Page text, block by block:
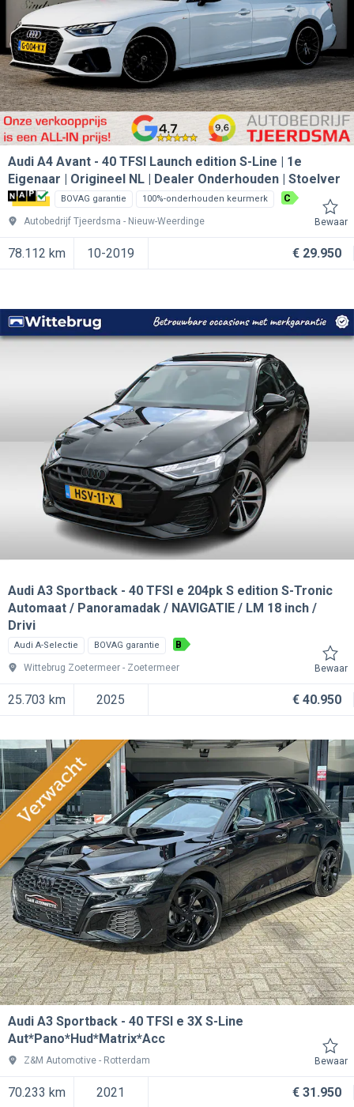
Audi A4 Avant
40 TFSI Launch edition S-Line | 1e
Eigenaar | Origineel NL | Dealer Onderhouden | Stoelver
BOVAG garantie 100%-onderhouden keurmerk C
Autobedrijf Tjeerdsma Nieuw-Weerdinge Bewaar
78.112 km 10-2019 € 29.950
Audi A3 Sportback
40 TFSI e 204pk S edition S-Tronic
Automaat / Panoramadak / NAVIGATIE / LM 18 inch /
Drivi
Audi A-Selectie BOVAG garantie B
Wittebrug Zoetermeer Zoetermeer Bewaar
25.703 km 2025 € 40.950
Audi A3 Sportback
40 TFSI e 3X S-Line
Aut*Pano*Hud*Matrix*Acc
Z&M Automotive Rotterdam Bewaar
70.233 km 2021 € 31.950